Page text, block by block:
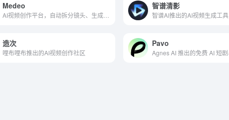
Medeo
AI视频创作平台，自动拆分镜头、生成脚本匹配素材
智谱清影
智谱AI推出的AI视频生成工具
造次
哩布哩布推出的AI视频创作社区
Pavo